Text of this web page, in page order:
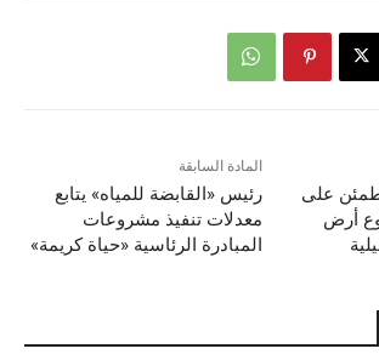
المادة السابقة
رئيس «القابضة للمياه» يتابع
معدلات تنفيذ مشروعات
المبادرة الرئاسية «حياة كريمة»
على
أرض